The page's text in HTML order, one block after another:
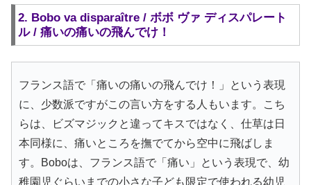
2. Bobo va disparaître / ボボ ヴァ ディスパレート
ル / 痛いの痛いの飛んでけ！
フランス語で「痛いの痛いの飛んでけ！」という表現
に、少数派ですがこの言い方をする人もいます。こち
らは、ビズマジックと違ってキスではなく、仕草は日
本同様に、痛いところを撫でてから空中に飛ばしま
す。Boboは、フランス語で「痛い」という表現で、幼
稚園児ぐらいまでの小さな子ども限定で使われる幼児